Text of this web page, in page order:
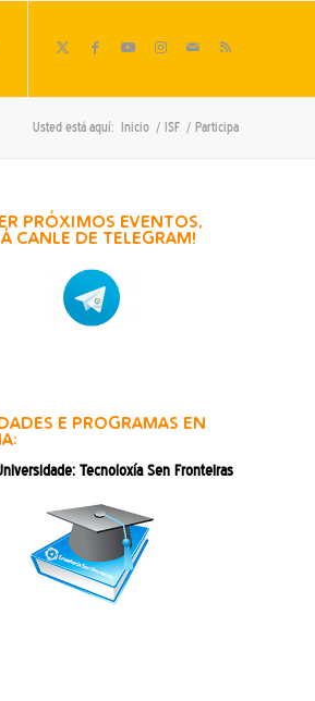
Usted está aquí: Inicio / ISF / Participa
PRÓXIMOS EVENTOS,
CANLE DE TELEGRAM!
E PROGRAMAS EN
Tecnoloxía Sen Fronteiras